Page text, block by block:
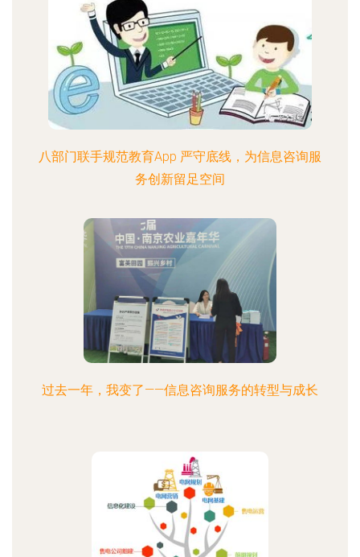
八部门联手规范教育App 严守底线，为信息咨询服
务创新留足空间
过去一年，我变了——信息咨询服务的转型与成长